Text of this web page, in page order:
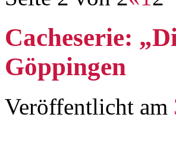
Cacheserie:
Göppingen
Veröffentlicht am